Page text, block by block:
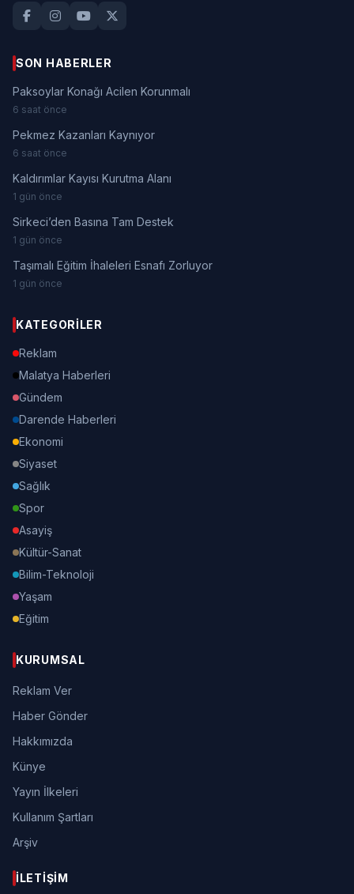
SON HABERLER
Paksoylar Konağı Acilen Korunmalı
6 saat önce
Pekmez Kazanları Kaynıyor
6 saat önce
Kaldırımlar Kayısı Kurutma Alanı
1 gün önce
Sirkeci’den Basına Tam Destek
1 gün önce
Taşımalı Eğitim İhaleleri Esnafı Zorluyor
1 gün önce
KATEGORILER
Reklam
Malatya Haberleri
Gündem
Darende Haberleri
Ekonomi
Siyaset
Sağlık
Spor
Asayiş
Kültür-Sanat
Bilim-Teknoloji
Yaşam
Eğitim
KURUMSAL
Reklam Ver
Haber Gönder
Hakkımızda
Künye
Yayın İlkeleri
Kullanım Şartları
Arşiv
İLETIŞIM